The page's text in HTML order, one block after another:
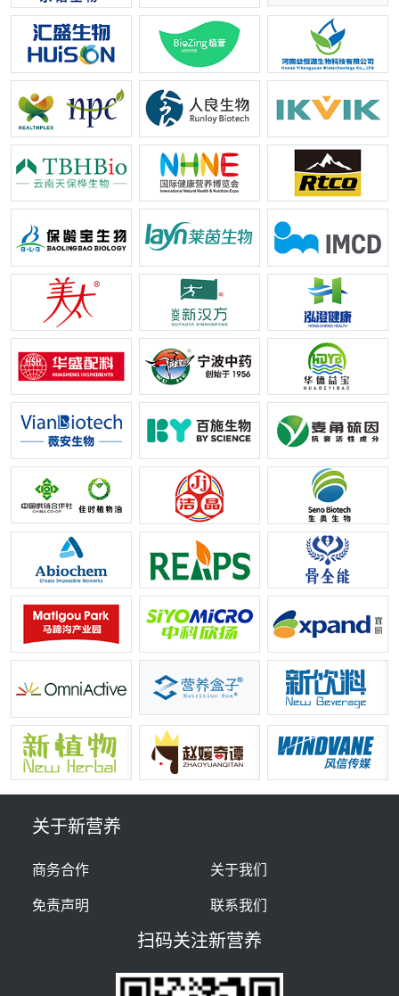
关于新营养
商务合作
关于我们
免责声明
联系我们
扫码关注新营养